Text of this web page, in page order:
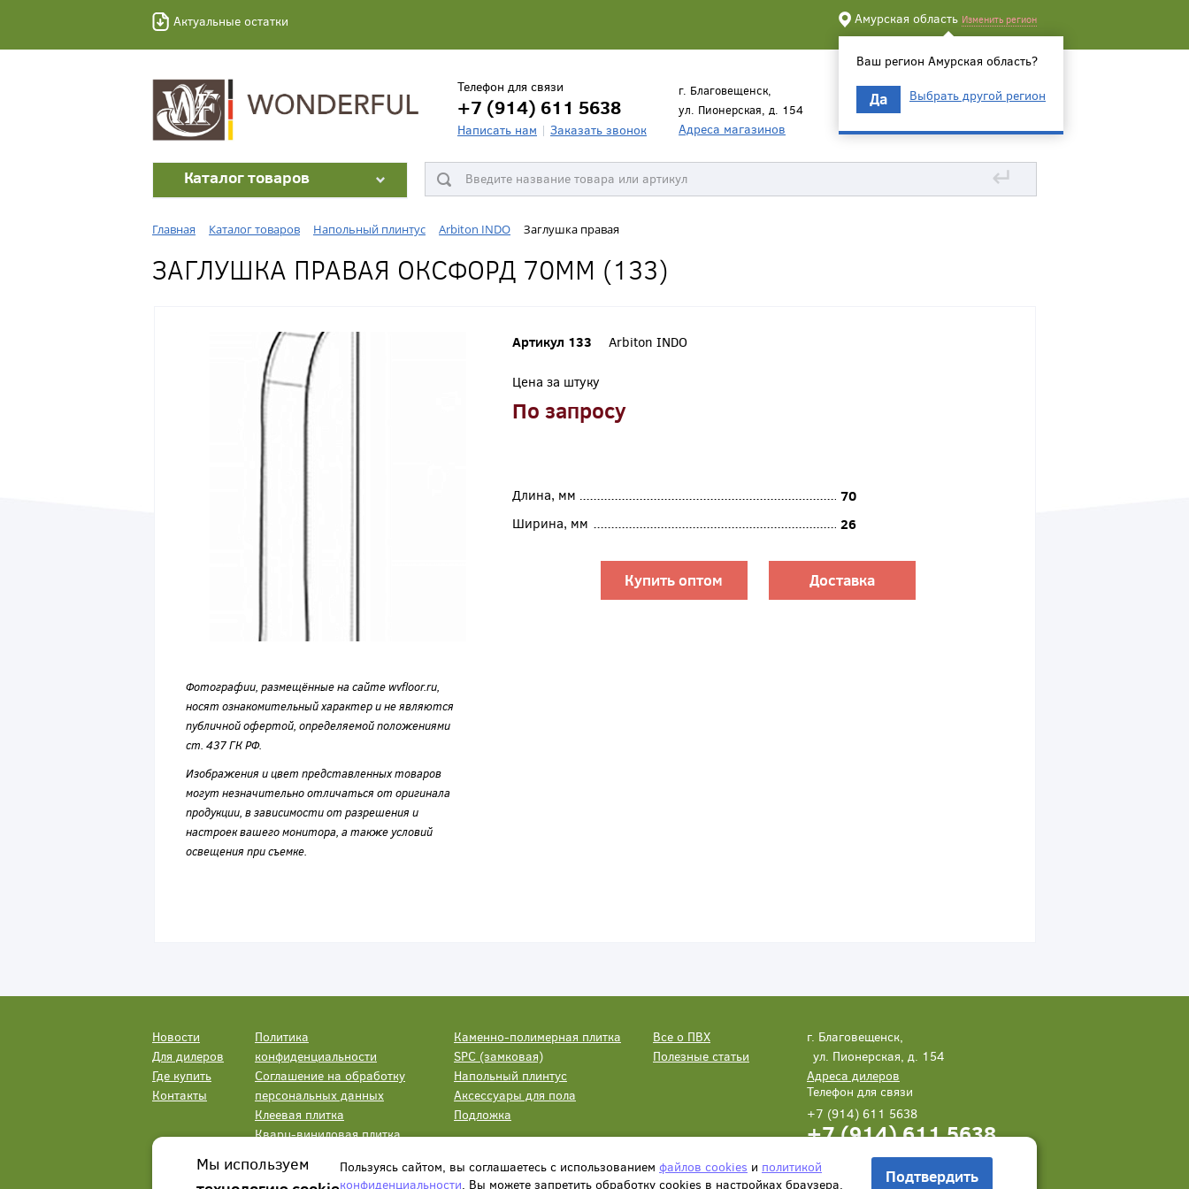
Актуальные остатки Амурская область Изменить регион
Ваш регион Амурская область?
Да Выбрать другой регион
Телефон для связи
+7 (914) 611 5638
Написать нам Заказать звонок
г. Благовещенск,
ул. Пионерская, д. 154
Адреса магазинов
Каталог товаров ↵
Главная Каталог товаров Напольный плинтус Arbiton INDO Заглушка правая
ЗАГЛУШКА ПРАВАЯ ОКСФОРД 70ММ (133)
Фотографии, размещённые на сайте wvfloor.ru,
носят ознакомительный характер и не являются
публичной офертой, определяемой положениями
ст. 437 ГК РФ.
Изображения и цвет представленных товаров
могут незначительно отличаться от оригинала
продукции, в зависимости от разрешения и
настроек вашего монитора, а также условий
освещения при съемке.
Артикул 133 Arbiton INDO
Цена за штуку
По запросу
Длина, мм
70
Ширина, мм
26
Купить оптом Доставка
Новости
Для дилеров
Где купить
Контакты
Политика
конфиденциальности
Соглашение на обработку
персональных данных
Клеевая плитка
Кварц-виниловая плитка
Каменно-полимерная плитка
SPC (замковая)
Напольный плинтус
Аксессуары для пола
Подложка
Все о ПВХ
Полезные статьи
г. Благовещенск,
ул. Пионерская, д. 154
Адреса дилеров
Телефон для связи
+7 (914) 611 5638
+7 (914) 611 5638
Написать нам Заказать звонок
Мы используем
Пользуясь сайтом, вы соглашаетесь с использованием файлов cookies и политикой
конфиденциальности. Вы можете запретить обработку сookies в настройках браузера. Подтвердить